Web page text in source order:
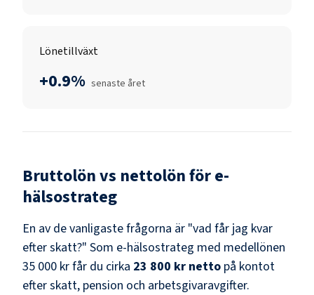
Lönetillväxt
+0.9% senaste året
Bruttolön vs nettolön före-
hälsostrateg
En av de vanligaste frågorna är "vad får jag kvar
efter skatt?" Som e-hälsostrateg med medellönen
35 000 krfår du cirka 23 800 kr netto på kontot
efter skatt, pension och arbetsgivaravgifter.